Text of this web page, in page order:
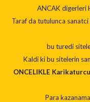
ANCAK digerleri
Taraf da tutulunca
bu turedi
Kaldi ki bu sitelerin
ONCELIKLE
Para